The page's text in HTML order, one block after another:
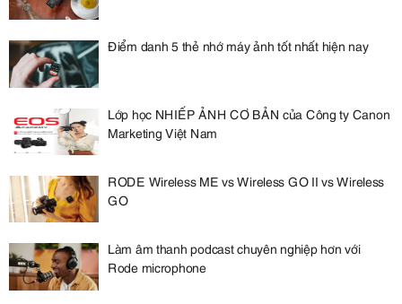
Điểm danh 5 thẻ nhớ máy ảnh tốt nhất hiện nay
Lớp học NHIẾP ẢNH CƠ BẢN của Công ty Canon
Marketing Việt Nam
RODE Wireless ME vs Wireless GO II vs Wireless
GO
Làm âm thanh podcast chuyên nghiệp hơn với
Rode microphone